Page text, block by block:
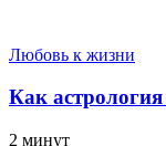
Любовь к жизни
Как
2 минут